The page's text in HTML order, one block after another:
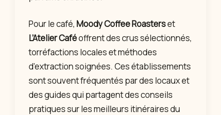
Pour le café, Moody Coffee Roasterset
L’Atelier Caféoffrent des crus sélectionnés,
torréfactions locales et méthodes
d’extraction soignées. Ces établissements
sont souvent fréquentés par des locaux et
des guides qui partagent des conseils
pratiques sur les meilleurs itinéraires du